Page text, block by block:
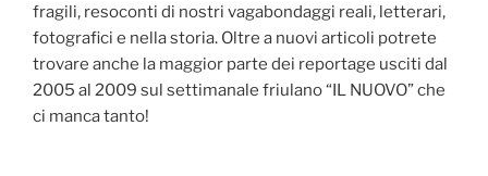
fragili, resoconti di nostri vagabondaggi reali, letterari,
fotografici e nella storia. Oltre a nuovi articoli potrete
trovare anche la maggior parte dei reportage usciti dal
2005 al 2009 sul settimanale friulano “IL NUOVO” che
ci manca tanto!